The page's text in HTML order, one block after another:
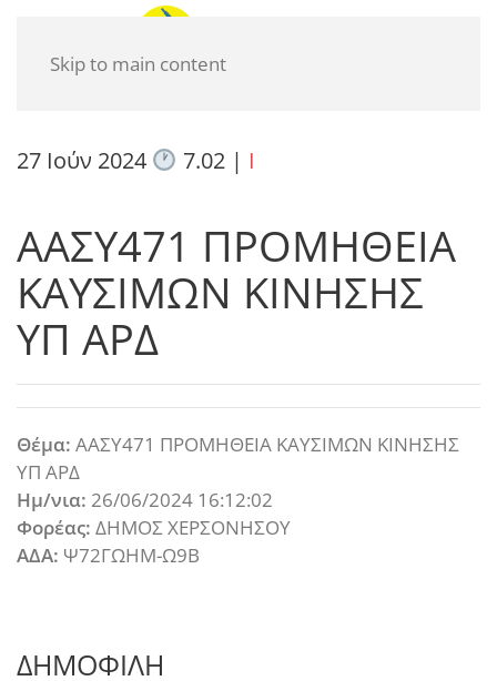
Skip to main content
27 Ιούν 2024 7.02| I
ΑΑΣΥ471 ΠΡΟΜΗΘΕΙΑ
ΚΑΥΣΙΜΩΝ ΚΙΝΗΣΗΣ
ΥΠ ΑΡΔ
Θέμα: ΑΑΣΥ471 ΠΡΟΜΗΘΕΙΑ ΚΑΥΣΙΜΩΝ ΚΙΝΗΣΗΣ
ΥΠ ΑΡΔ
Ημ/νια: 26/06/2024 16:12:02
Φορέας: ΔΗΜΟΣ ΧΕΡΣΟΝΗΣΟΥ
ΑΔΑ: Ψ72ΓΩΗΜ-Ω9Β
ΔΗΜΟΦΙΛΗ